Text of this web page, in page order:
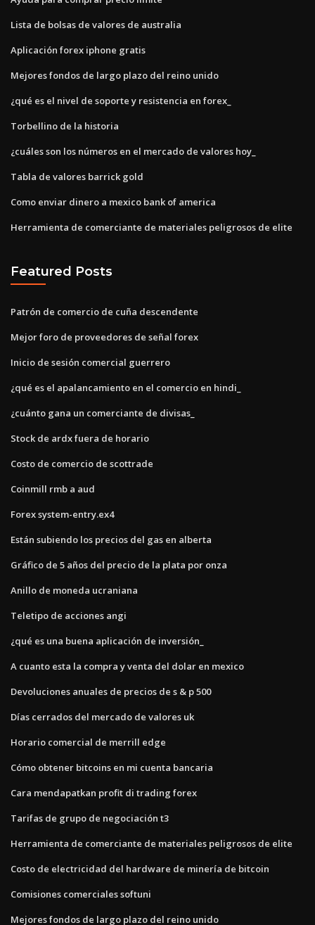
Lista de bolsas de valores de australia
Aplicación forex iphone gratis
Mejores fondos de largo plazo del reino unido
¿qué es el nivel de soporte y resistencia en forex_
Torbellino de la historia
¿cuáles son los números en el mercado de valores hoy_
Tabla de valores barrick gold
Como enviar dinero a mexico bank of america
Herramienta de comerciante de materiales peligrosos de elite
Featured Posts
Patrón de comercio de cuña descendente
Mejor foro de proveedores de señal forex
Inicio de sesión comercial guerrero
¿qué es el apalancamiento en el comercio en hindi_
¿cuánto gana un comerciante de divisas_
Stock de ardx fuera de horario
Costo de comercio de scottrade
Coinmill rmb a aud
Forex system-entry.ex4
Están subiendo los precios del gas en alberta
Gráfico de 5 años del precio de la plata por onza
Anillo de moneda ucraniana
Teletipo de acciones angi
¿qué es una buena aplicación de inversión_
A cuanto esta la compra y venta del dolar en mexico
Devoluciones anuales de precios de s & p 500
Días cerrados del mercado de valores uk
Horario comercial de merrill edge
Cómo obtener bitcoins en mi cuenta bancaria
Cara mendapatkan profit di trading forex
Tarifas de grupo de negociación t3
Herramienta de comerciante de materiales peligrosos de elite
Costo de electricidad del hardware de minería de bitcoin
Comisiones comerciales softuni
Mejores fondos de largo plazo del reino unido